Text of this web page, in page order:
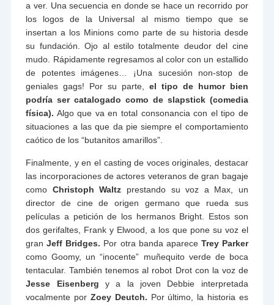
a ver. Una secuencia en donde se hace un recorrido por
los logos de la Universal al mismo tiempo que se
insertan a los Minions como parte de su historia desde
su fundación. Ojo al estilo totalmente deudor del cine
mudo. Rápidamente regresamos al color con un estallido
de potentes imágenes… ¡Una sucesión non-stop de
geniales gags! Por su parte, el tipo de humor bien
podría ser catalogado como de slapstick (comedia
física). Algo que va en total consonancia con el tipo de
situaciones a las que da pie siempre el comportamiento
caótico de los “butanitos amarillos”.
Finalmente, y en el casting de voces originales, destacar
las incorporaciones de actores veteranos de gran bagaje
como Christoph Waltz prestando su voz a Max, un
director de cine de origen germano que rueda sus
películas a petición de los hermanos Bright. Estos son
dos gerifaltes, Frank y Elwood, a los que pone su voz el
granJeff Bridges. Por otra banda aparece Trey Parker
como Goomy, un “inocente” muñequito verde de boca
tentacular. También tenemos al robot Drot con la voz de
Jesse Eisenberg y a la joven Debbie interpretada
vocalmente por Zoey Deutch. Por último, la historia es